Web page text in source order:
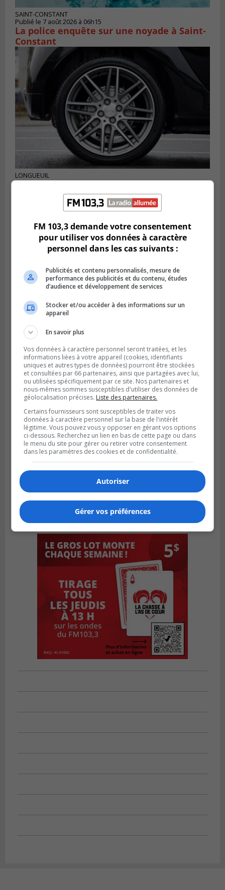
SAINT-CONSTANT
Publié le 7 août 2026 à 06h15
La police enquête sur une noyade à Saint-
Constant
LONGUEUIL
Publié le 6 août 2026 à 11h58
Des jeunes ciblent la Montérégie pour
le Défi écrou de roue
Publié le 6 août 2026 à 05h39
La grenade du camping du lac Cristal était
inoffensive
FM 103,3 demande votre consentement
pour utiliser vos données à caractère
personnel dans les cas suivants :
Publicités et contenu personnalisés, mesure de
performance des publicités et du contenu, études
d’audience et développement de services
Stocker et/ou accéder à des informations sur un
appareil
En savoir plus
Vos données à caractère personnel seront traitées, et les
informations liées à votre appareil (cookies, identifiants
uniques et autres types de données) pourront être stockées
et consultées par 66 partenaires, ainsi que partagées avec lui,
ou utilisées spécifiquement par ce site. Nos partenaires et
nous-mêmes sommes susceptibles d'utiliser des données de
géolocalisation précises. Liste des partenaires.
Certains fournisseurs sont susceptibles de traiter vos
données à caractère personnel sur la base de l'intérêt
légitime. Vous pouvez vous y opposer en gérant vos options
ci-dessous. Recherchez un lien en bas de cette page ou dans
le menu du site pour gérer ou retirer votre consentement
dans les paramètres des cookies et de confidentialité.
Autoriser
Gérer vos préférences